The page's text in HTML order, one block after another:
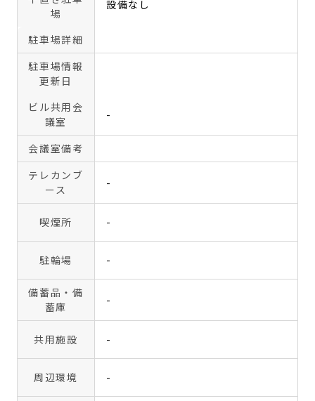
場
設備なし
駐車場詳細
駐車場情報
更新日
ビル共用会
議室
-
会議室備考
テレカンブ
ース
-
喫煙所 -
駐輪場 -
備蓄品・備
蓄庫
-
共用施設 -
周辺環境 -